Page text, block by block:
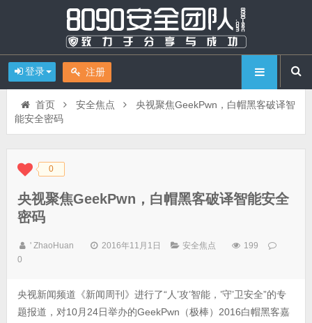
登录 注册
首页 安全焦点
央视聚焦GeekPwn，白帽黑客破译智
能安全密码
◆◆ 0
央视聚焦GeekPwn，白帽黑客破译智能安全
密码
' ZhaoHuan 2016年11月1日 安全焦点
199
0
央视新闻频道《新闻周刊》进行了“人’攻’智能，’守’卫安全”的专
题报道，对10月24日举办的GeekPwn（极棒）2016白帽黑客嘉